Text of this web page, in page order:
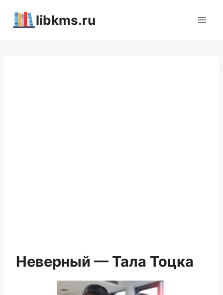
libkms.ru
Неверный — Тала Тоцка